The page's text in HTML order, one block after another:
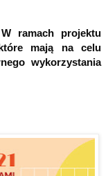
ramach projektu
mają na celu
wykorzystania